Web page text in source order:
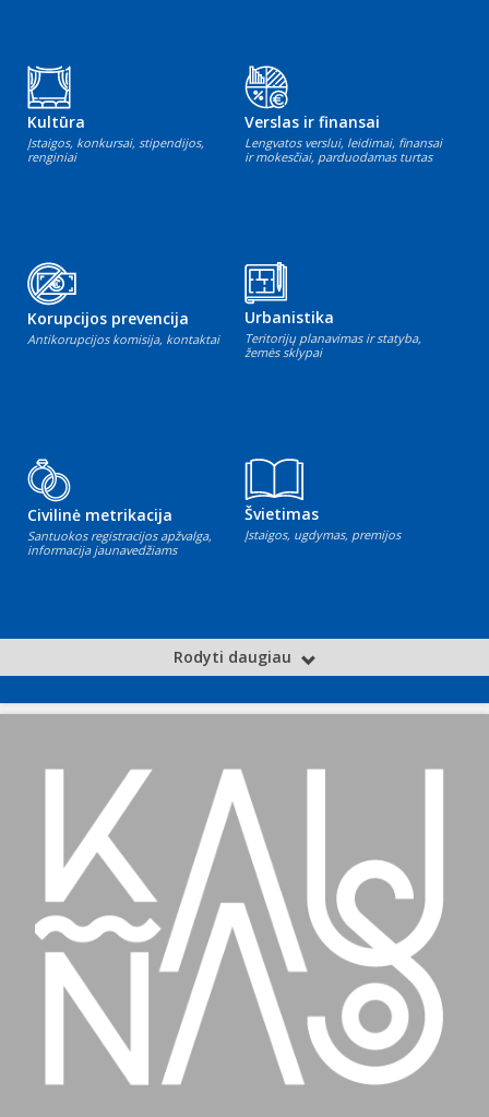
Kultūra
Įstaigos, konkursai, stipendijos,
renginiai
Verslas ir finansai
Lengvatos verslui, leidimai, finansai
ir mokesčiai, parduodamas turtas
Korupcijos prevencija
Antikorupcijos komisija, kontaktai
Urbanistika
Teritorijų planavimas ir statyba,
žemės sklypai
Civilinė metrikacija
Santuokos registracijos apžvalga,
informacija jaunavedžiams
Švietimas
Įstaigos, ugdymas, premijos
Rodyti daugiau